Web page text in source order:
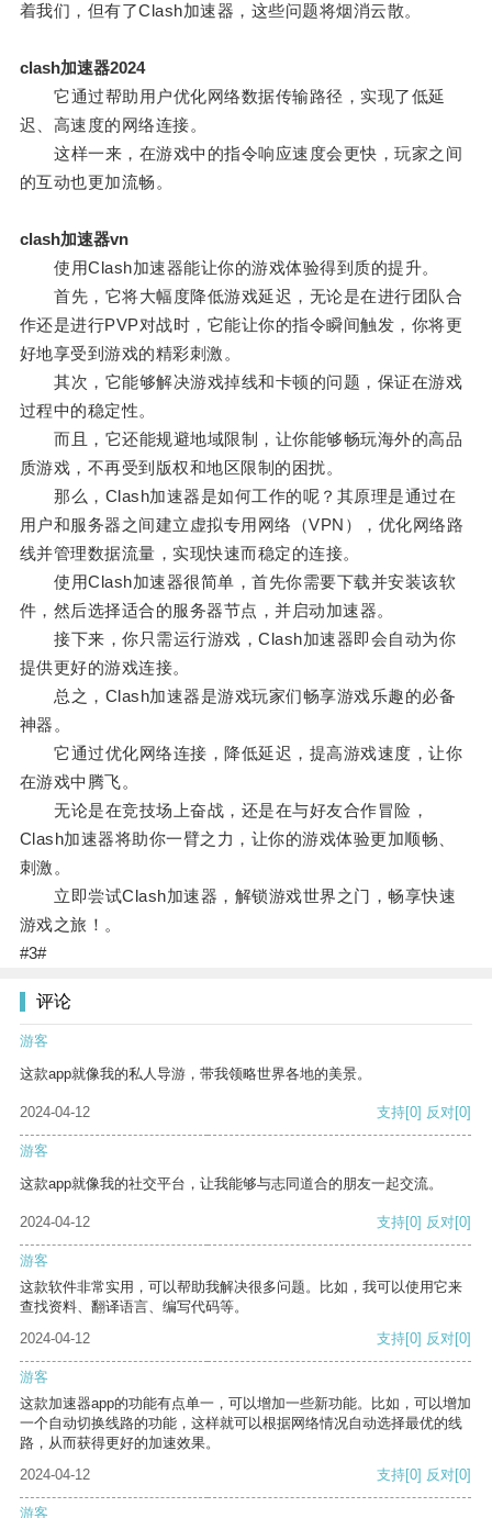
着我们，但有了Clash加速器，这些问题将烟消云散。
clash加速器2024
它通过帮助用户优化网络数据传输路径，实现了低延
迟、高速度的网络连接。
这样一来，在游戏中的指令响应速度会更快，玩家之间
的互动也更加流畅。
clash加速器vn
使用Clash加速器能让你的游戏体验得到质的提升。
首先，它将大幅度降低游戏延迟，无论是在进行团队合
作还是进行PVP对战时，它能让你的指令瞬间触发，你将更
好地享受到游戏的精彩刺激。
其次，它能够解决游戏掉线和卡顿的问题，保证在游戏
过程中的稳定性。
而且，它还能规避地域限制，让你能够畅玩海外的高品
质游戏，不再受到版权和地区限制的困扰。
那么，Clash加速器是如何工作的呢？其原理是通过在
用户和服务器之间建立虚拟专用网络（VPN），优化网络路
线并管理数据流量，实现快速而稳定的连接。
使用Clash加速器很简单，首先你需要下载并安装该软
件，然后选择适合的服务器节点，并启动加速器。
接下来，你只需运行游戏，Clash加速器即会自动为你
提供更好的游戏连接。
总之，Clash加速器是游戏玩家们畅享游戏乐趣的必备
神器。
它通过优化网络连接，降低延迟，提高游戏速度，让你
在游戏中腾飞。
无论是在竞技场上奋战，还是在与好友合作冒险，
Clash加速器将助你一臂之力，让你的游戏体验更加顺畅、
刺激。
立即尝试Clash加速器，解锁游戏世界之门，畅享快速
游戏之旅！。
#3#
评论
游客
这款app就像我的私人导游，带我领略世界各地的美景。
2024-04-12 支持[0] 反对[0]
游客
这款app就像我的社交平台，让我能够与志同道合的朋友一起交流。
2024-04-12 支持[0] 反对[0]
游客
这款软件非常实用，可以帮助我解决很多问题。比如，我可以使用它来
查找资料、翻译语言、编写代码等。
2024-04-12
支持[0] 反对[0]
游客
这款加速器app的功能有点单一，可以增加一些新功能。比如，可以增加
一个自动切换线路的功能，这样就可以根据网络情况自动选择最优的线
路，从而获得更好的加速效果。
2024-04-12
支持[0] 反对[0]
游客